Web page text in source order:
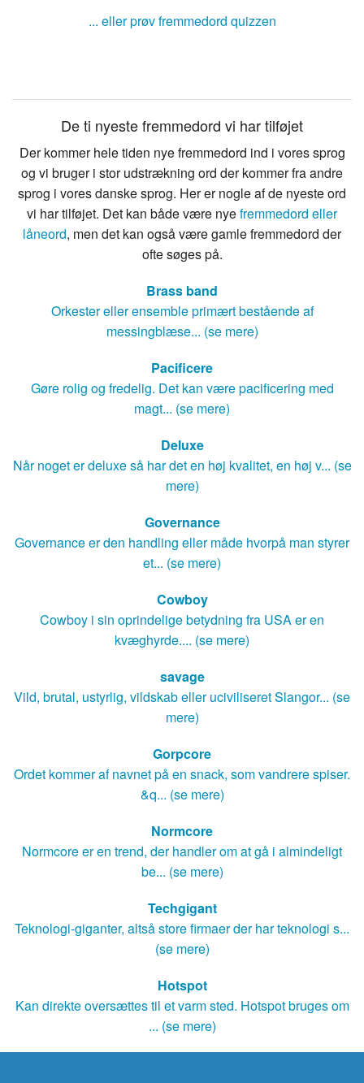
... eller prøv fremmedord quizzen
De ti nyeste fremmedord vi har tilføjet
Der kommer hele tiden nye fremmedord ind i vores sprog
og vi bruger i stor udstrækning ord der kommer fra andre
sprog i vores danske sprog. Her er nogle af de nyeste ord
vi har tilføjet. Det kan både være nyefremmedord eller
låneord, men det kan også være gamle fremmedord der
ofte søges på.
Brass band
Orkester eller ensemble primært bestående af
messingblæse... (se mere)
Pacificere
Gøre rolig og fredelig. Det kan være pacificering med
magt... (se mere)
Deluxe
Når noget er deluxe så har det en høj kvalitet, en høj v... (se
mere)
Governance
Governance er den handling eller måde hvorpå man styrer
et... (se mere)
Cowboy
Cowboy i sin oprindelige betydning fra USA er en
kvæghyrde.... (se mere)
savage
Vild, brutal, ustyrlig, vildskab eller uciviliseret Slangor... (se
mere)
Gorpcore
Ordet kommer af navnet på en snack, som vandrere spiser.
&q... (se mere)
Normcore
Normcore er en trend, der handler om at gå i almindeligt
be... (se mere)
Techgigant
Teknologi-giganter, altså store firmaer der har teknologi s...
(se mere)
Hotspot
Kan direkte oversættes til et varm sted. Hotspot bruges om
... (se mere)